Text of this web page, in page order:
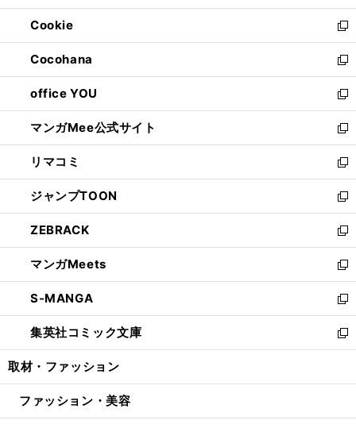
開
く
ウ
で
開
く
ン
ド
ウ
で
開
く
ウ
ィ
ン
ド
ウ
で
開
く
Cookie
新
し
い
ウ
ィ
ン
ド
ウ
で
開
く
Cocohana
新
し
い
ウ
ィ
ン
ド
ウ
で
開
く
office YOU
新
し
い
ウ
ィ
ン
ド
ウ
で
開
く
マンガMee公式サイト
新
し
い
ウ
ィ
ン
ド
ウ
で
開
く
リマコミ
新
し
い
ウ
ィ
ン
ド
ウ
で
開
く
ジャンプTOON
新
し
い
ウ
ィ
ン
ド
ウ
で
開
ZEBRACK
新
し
い
ウ
ィ
ン
ド
ウ
開
マンガMeets
新
し
い
ウ
ィ
ン
ウ
開
S-MANGA
新
し
い
ウ
ン
ウ
集英社コミック文庫
新
し
ウ
ン
取材・ファッション
ファッション・美容